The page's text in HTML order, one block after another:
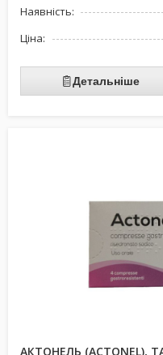
Наявність:
Ціна:
Детальніше
АКТОНЕЛЬ (ACTONEL),